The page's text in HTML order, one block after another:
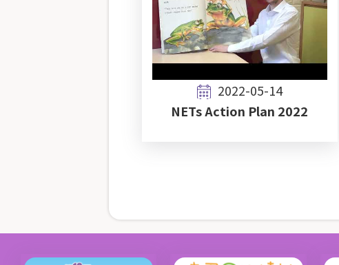
2022-05-14
NETs Action Plan 2022